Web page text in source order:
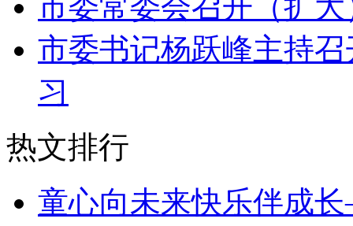
市委书记杨跃峰主持
习
热文排行
童心向未来快乐伴成